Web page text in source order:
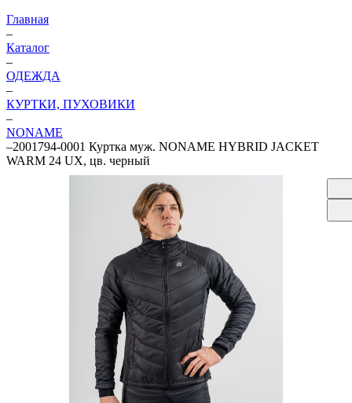
Главная
–
Каталог
–
ОДЕЖДА
–
КУРТКИ, ПУХОВИКИ
–
NONAME
–2001794-0001 Куртка муж. NONAME HYBRID JACKET
WARM 24 UX, цв. черный